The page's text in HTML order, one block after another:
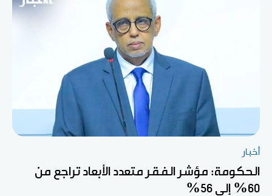
أخبار
الحكومة: مؤشر الفقر متعدد الأبعاد تراجع من
60% إلى 56%